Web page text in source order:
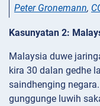
Peter Gronemann,
Kasunyatan 2:
Malaysia duwe
kira 30 dalan gedhe
saindhenging
gunggunge luwih